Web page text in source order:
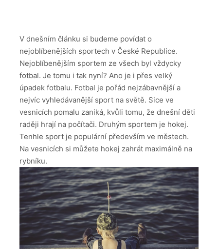
V dnešním článku si budeme povídat o
nejoblíbenějších sportech v České Republice.
Nejoblíbenějším sportem ze všech byl vždycky
fotbal. Je tomu i tak nyní? Ano je i přes velký
úpadek fotbalu. Fotbal je pořád nejzábavnější a
nejvíc vyhledávanější sport na světě. Sice ve
vesnicích pomalu zaniká, kvůli tomu, že dnešní děti
raději hrají na počítači. Druhým sportem je hokej.
Tenhle sport je populární především ve městech.
Na vesnicích si můžete hokej zahrát maximálně na
rybníku.